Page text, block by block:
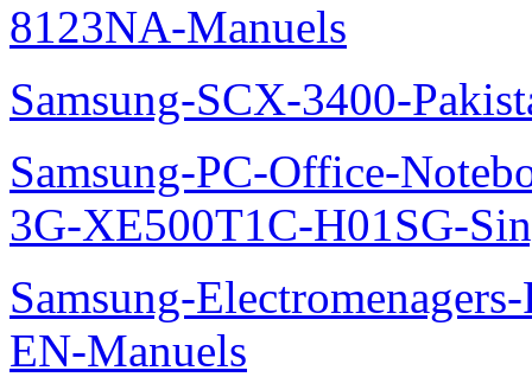
8123NA-Manuels
Samsung-SCX-3400-
Samsung-PC-Office-
3G-XE500T1C-H01SG-
Samsung-
EN-Manuels